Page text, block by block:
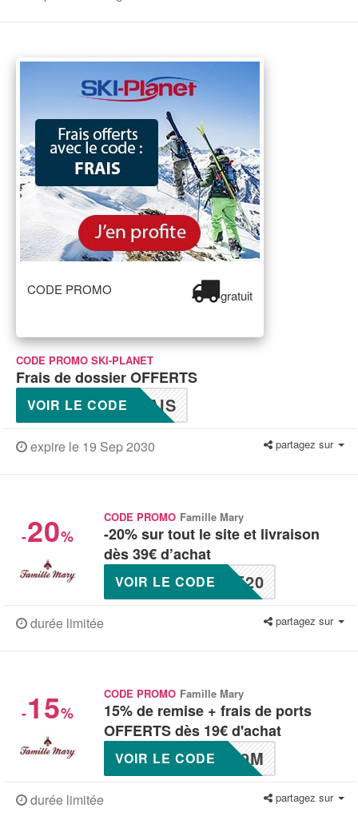
CODE PROMO gratuit
CODE PROMO SKI-PLANET
Frais de dossier OFFERTS
AIS
VOIR LE CODE
expire le 19 Sep 2030 partagez sur
-20%
CODE PROMO Famille Mary
-20% sur tout le site et livraison
dès 39€ d’achat
E20
VOIR LE CODE
durée limitée partagez sur
-15%
CODE PROMO Famille Mary
15% de remise + frais de ports
OFFERTS dès 19€ d'achat
19M
VOIR LE CODE
durée limitée partagez sur